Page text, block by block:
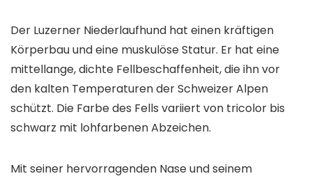
Der Luzerner Niederlaufhund hat einen kräftigen
Körperbau und eine muskulöse Statur. Er hat eine
mittellange, dichte Fellbeschaffenheit, die ihn vor
den kalten Temperaturen der Schweizer Alpen
schützt. Die Farbe des Fells variiert von tricolor bis
schwarz mit lohfarbenen Abzeichen.
Mit seiner hervorragenden Nase und seinem